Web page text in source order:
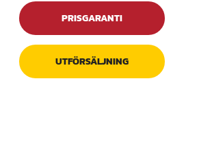
PRISGARANTI
UTFÖRSÄLJNING